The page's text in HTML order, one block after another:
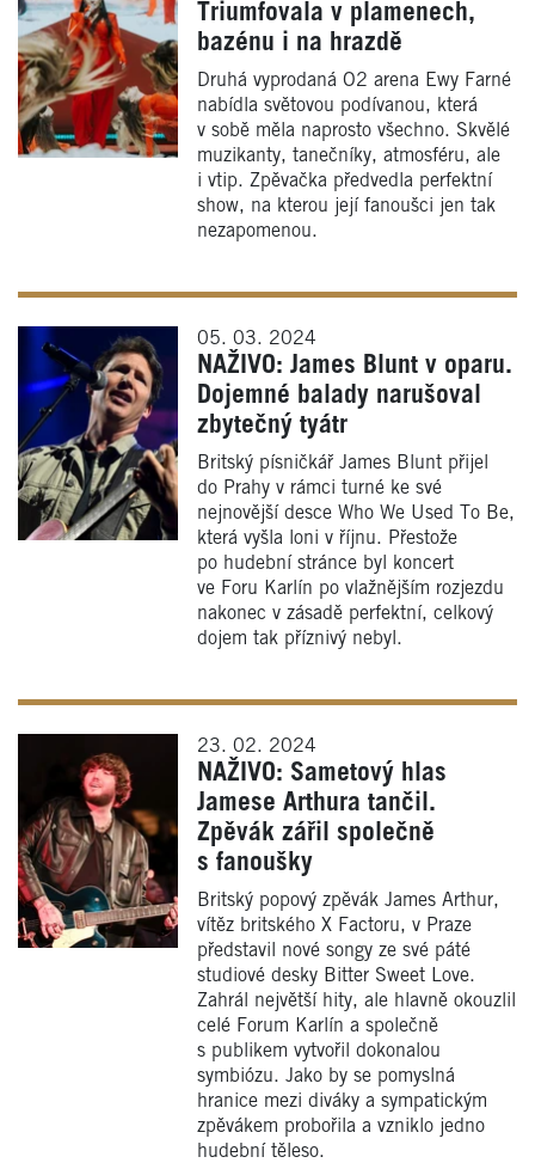
Triumfovala v plamenech,
bazénu i na hrazdě
Druhá vyprodaná O2 arena Ewy Farné
nabídla světovou podívanou, která
v sobě měla naprosto všechno. Skvělé
muzikanty, tanečníky, atmosféru, ale
i vtip. Zpěvačka předvedla perfektní
show, na kterou její fanoušci jen tak
nezapomenou.
05. 03. 2024
NAŽIVO: James Blunt v oparu.
Dojemné balady narušoval
zbytečný tyátr
Britský písničkář James Blunt přijel
do Prahy v rámci turné ke své
nejnovější desce Who We Used To Be,
která vyšla loni v říjnu. Přestože
po hudební stránce byl koncert
ve Foru Karlín po vlažnějším rozjezdu
nakonec v zásadě perfektní, celkový
dojem tak příznivý nebyl.
23. 02. 2024
NAŽIVO: Sametový hlas
Jamese Arthura tančil.
Zpěvák zářil společně
s fanoušky
Britský popový zpěvák James Arthur,
vítěz britského X Factoru, v Praze
představil nové songy ze své páté
studiové desky Bitter Sweet Love.
Zahrál největší hity, ale hlavně okouzlil
celé Forum Karlín a společně
s publikem vytvořil dokonalou
symbiózu. Jako by se pomyslná
hranice mezi diváky a sympatickým
zpěvákem probořila a vzniklo jedno
hudební těleso.